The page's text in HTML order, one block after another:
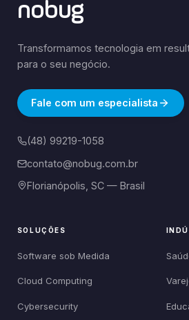
nobug
Transformamos tecnologia em
para o seu negócio.
Fale com um especialista
(48) 99219-1058
contato@nobug.com.br
Florianópolis, SC — Brasil
SOLUÇÕES
Software sob Medida
Cloud Computing
Cybersecurity